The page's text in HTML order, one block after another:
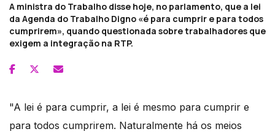
A ministra do Trabalho disse hoje, no parlamento, que a lei
da Agenda do Trabalho Digno «é para cumprir e para todos
cumprirem», quando questionada sobre trabalhadores que
exigem a integração na RTP.
"A lei é para cumprir, a lei é mesmo para cumprir e
para todos cumprirem. Naturalmente há os meios